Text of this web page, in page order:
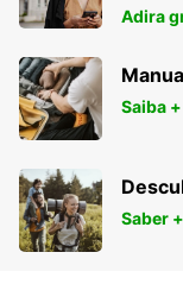
Adira
Saiba +
Saber +